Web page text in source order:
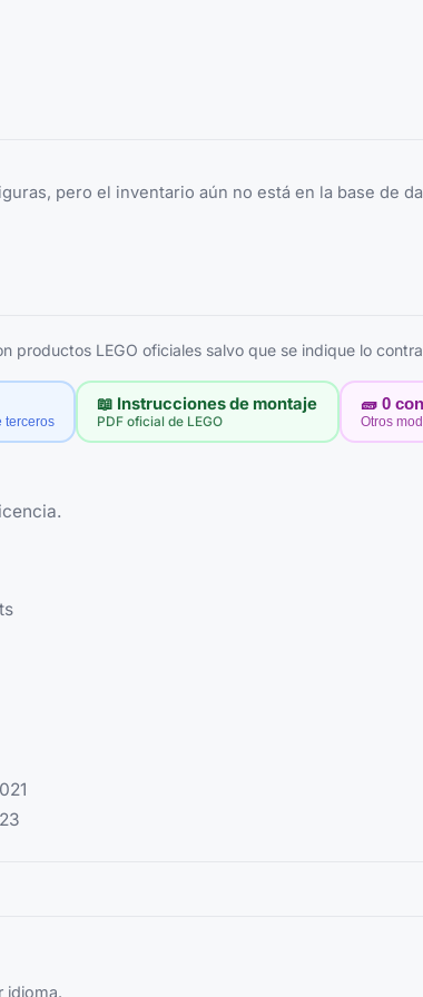
pero el inventario aún no está en la base de
productos LEGO oficiales salvo que se indique lo
terceros
📖 Instrucciones de montaje
PDF oficial de LEGO
🧱 0
Otros
idioma.